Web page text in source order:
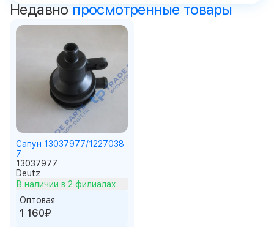
Недавно просмотренные товары
Сапун 13037977/1227038
7
13037977
Deutz
В наличии в 2 филиалах
Оптовая
1 160₽